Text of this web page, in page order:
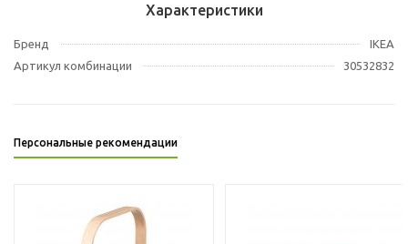
Характеристики
Бренд
IKEA
Артикул комбинации
30532832
Персональные рекомендации